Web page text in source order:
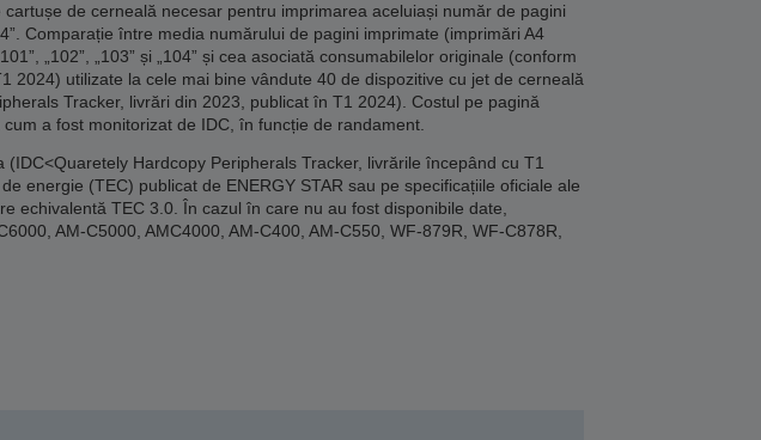
de cerneală necesar pentru imprimarea aceluiași număr de pagini
Comparație între media numărului de pagini imprimate (imprimări A4
„102”, „103” și „104” și cea asociată consumabilelor originale (conform
2024) utilizate la cele mai bine vândute 40 de dispozitive cu jet de cerneală
Tracker, livrări din 2023, publicat în T1 2024). Costul pe pagină
a fost monitorizat de IDC, în funcție de randament.
Hardcopy Peripherals Tracker, livrările începând cu T1
energie (TEC) publicat de ENERGY STAR sau pe specificațiile oficiale ale
echivalentă TEC 3.0. În cazul în care nu au fost disponibile date,
AM-C5000, AMC4000, AM-C400, AM-C550, WF-879R, WF-C878R,